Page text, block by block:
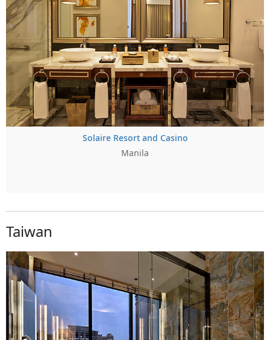
Solaire Resort and Casino
Manila
Taiwan